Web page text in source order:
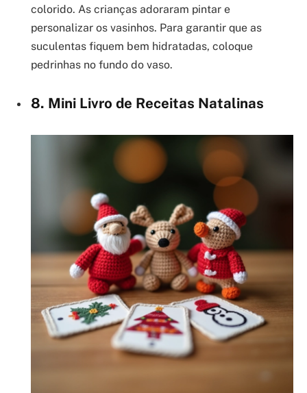
colorido. As crianças adoraram pintar e
personalizar os vasinhos. Para garantir que as
suculentas fiquem bem hidratadas, coloque
pedrinhas no fundo do vaso.
8. Mini Livro de Receitas Natalinas